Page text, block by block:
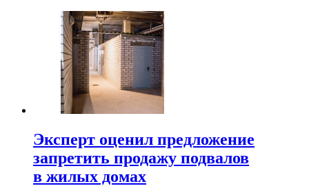
Эксперт оценил предложение
запретить продажу подвалов
в жилых домах